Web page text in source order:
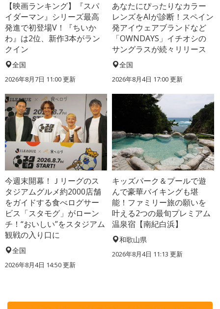
【映画ランキング】『スパ
イダーマン』シリーズ最高
発進で初登場V！『ちいか
わ』は2位、新作3本がラン
クイン
全国
2026年8月7日 11:00更新
あなたにぴったりなカラー
レンズをAIが診断！スペイン
発アイウェアブランドなど
「OWNDAYS」イチオシの
サングラスが続々リリース
全国
2026年8月4日 17:00更新
今週末開幕！Ｊリーグのス
タジアムグルメ約2000店舗
をガイドする食べログサー
ビス「スタモグ」がローン
チ！“おいしい”をスタジアム
観戦の入り口に
全国
2026年8月4日 14:50更新
キッズパーク＆プールで遊
んで豪華バイキングも堪
能！ファミリー旅の願いを
叶える2つの最旬プレミアム
温泉宿【南紀白浜】
和歌山県
2026年8月4日 11:13 更新